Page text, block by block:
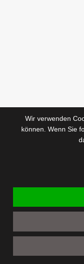
Wir verwenden
können. Wenn Sie